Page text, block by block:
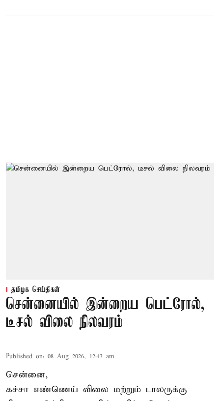
தமிழக செய்திகள்
சென்னையில் இன்றைய பெட்ரோல்,
டீசல் விலை நிலவரம்
Published on: 08 Aug 2026, 12:43 am
சென்னை,
கச்சா எண்ணெய் விலை மற்றும் டாலருக்கு